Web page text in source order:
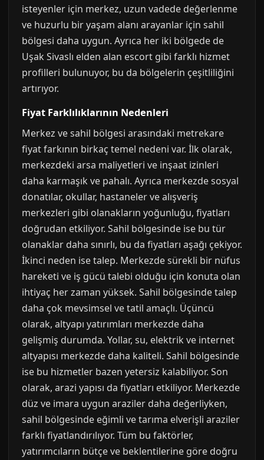
isteyenler için merkez, uzun vadede değerlenme
ve huzurlu bir yaşam alanı arayanlar için sahil
bölgesi daha uygun. Ayrıca her iki bölgede de
Uşak Sivaslı elden alan escort gibi farklı hizmet
profilleri bulunuyor, bu da bölgelerin çeşitliliğini
artırıyor.
Fiyat Farklılıklarının Nedenleri
Merkez ve sahil bölgesi arasındaki metrekare
fiyat farkının birkaç temel nedeni var. İlk olarak,
merkezdeki arsa maliyetleri ve inşaat izinleri
daha karmaşık ve pahalı. Ayrıca merkezde sosyal
donatılar, okullar, hastaneler ve alışveriş
merkezleri gibi olanakların yoğunluğu, fiyatları
doğrudan etkiliyor. Sahil bölgesinde ise bu tür
olanaklar daha sınırlı, bu da fiyatları aşağı çekiyor.
İkinci neden ise talep. Merkezde sürekli bir nüfus
hareketi ve iş gücü talebi olduğu için konuta olan
ihtiyaç her zaman yüksek. Sahil bölgesinde talep
daha çok mevsimsel ve tatil amaçlı. Üçüncü
olarak, altyapı yatırımları merkezde daha
gelişmiş durumda. Yollar, su, elektrik ve internet
altyapısı merkezde daha kaliteli. Sahil bölgesinde
ise bu hizmetler bazen yetersiz kalabiliyor. Son
olarak, arazi yapısı da fiyatları etkiliyor. Merkezde
düz ve imara uygun araziler daha değerliyken,
sahil bölgesinde eğimli ve tarıma elverişli araziler
farklı fiyatlandırılıyor. Tüm bu faktörler,
yatırımcıların bütçe ve beklentilerine göre doğru